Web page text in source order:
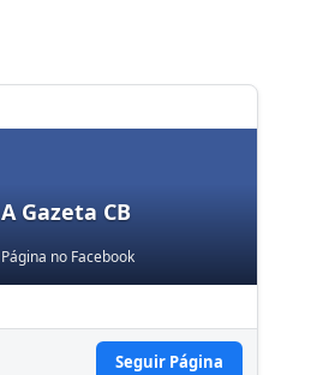
A Gazeta CB
Página no Facebook
Seguir Página